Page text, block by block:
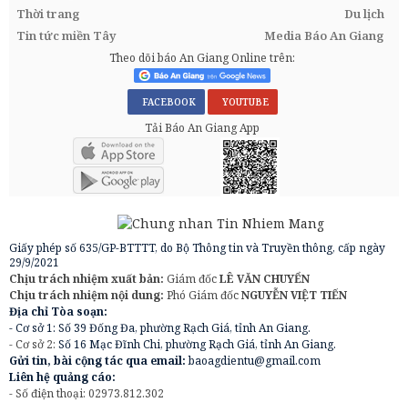
Thời trang
Du lịch
Tin tức miền Tây
Media Báo An Giang
Theo dõi báo An Giang Online trên:
FACEBOOK YOUTUBE
Tải Báo An Giang App
Giấy phép số 635/GP-BTTTT, do Bộ Thông tin và Truyền thông, cấp ngày
29/9/2021
Chịu trách nhiệm xuất bản: Giám đốcLÊ VĂN CHUYỂN
Chịu trách nhiệm nội dung: Phó Giám đốcNGUYỄN VIỆT TIẾN
Địa chỉ Tòa soạn:
- Cơ sở 1: Số 39 Đống Đa, phường Rạch Giá, tỉnh An Giang.
- Cơ sở 2: Số 16 Mạc Đĩnh Chi, phường Rạch Giá, tỉnh An Giang.
Gửi tin, bài cộng tác qua email:baoagdientu@gmail.com
Liên hệ quảng cáo:
- Số điện thoại: 02973.812.302